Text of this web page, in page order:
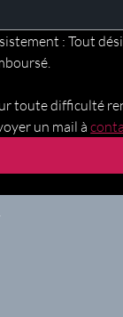
: Tout
toute difficulté
un mail à